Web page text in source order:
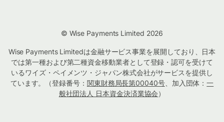
© Wise Payments Limited 2026
Wise Payments Limitedは金融サービス事業を展開しており、日本
では第一種および第二種資金移動業者として登録・認可を受けて
いるワイズ・ペイメンツ・ジャパン株式会社がサービスを提供し
ています。（登録番号： 関東財務局長第00040号、加入団体：一
般社団法人 日本資金決済業協会）